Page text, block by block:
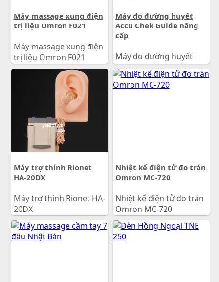
Máy massage xung điện
trị liệu Omron F021
Máy massage xung điện
trị liệu Omron F021
2.390.000 đ
Máy đo đường huyết
Accu Chek Guide nâng
cấp
Máy đo đường huyết
Accu Chek Guide nâng
cấp
Máy trợ thính Rionet
HA-20DX
Máy trợ thính Rionet HA-
20DX
Giá:1.150.000đ
Nhiệt kế điện tử đo trán
Omron MC-720
Nhiệt kế điện tử đo trán
Omron MC-720
Giá:930.000đ